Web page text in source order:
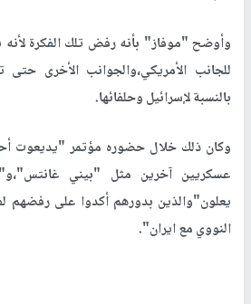
وأوضح "موفاز" بأنه رفض تلك الفكرة لأنه
للجانب الأمريكي،والجوانب الأخرى
بالنسبة لإسرائيل وحلفائها.
وكان ذلك خلال حضوره مؤتمر "يديعوت
عسكريين آخرين مثل "بيني
يعلون"والذين بدورهم أكدوا على رفضهم
النووي مع ايران".